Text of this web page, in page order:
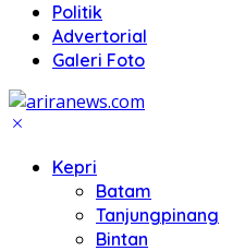
Politik
Advertorial
Galeri Foto
Kepri
Batam
Tanjungpinang
Bintan